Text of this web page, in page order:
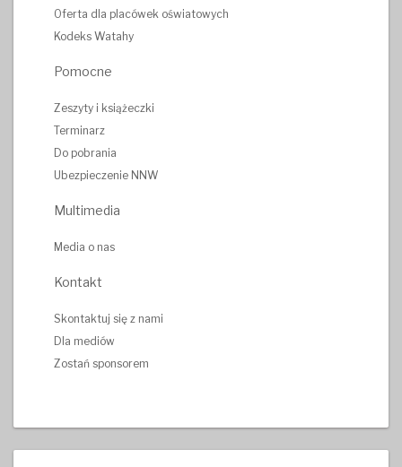
Oferta dla placówek oświatowych
Kodeks Watahy
Pomocne
Zeszyty i książeczki
Terminarz
Do pobrania
Ubezpieczenie NNW
Multimedia
Media o nas
Kontakt
Skontaktuj się z nami
Dla mediów
Zostań sponsorem